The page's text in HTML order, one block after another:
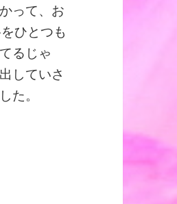
って、お
ひとつも
るじゃ
していさ
た。